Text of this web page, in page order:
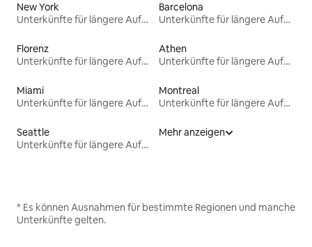
New York
Unterkünfte für längere Aufenthalte
Barcelona
Unterkünfte für längere Aufenthalte
Florenz
Unterkünfte für längere Aufenthalte
Athen
Unterkünfte für längere Aufenthalte
Miami
Unterkünfte für längere Aufenthalte
Montreal
Unterkünfte für längere Aufenthalte
Seattle
Unterkünfte für längere Aufenthalte
Mehr anzeigen
* Es können Ausnahmen für bestimmte Regionen und manche
Unterkünfte gelten.